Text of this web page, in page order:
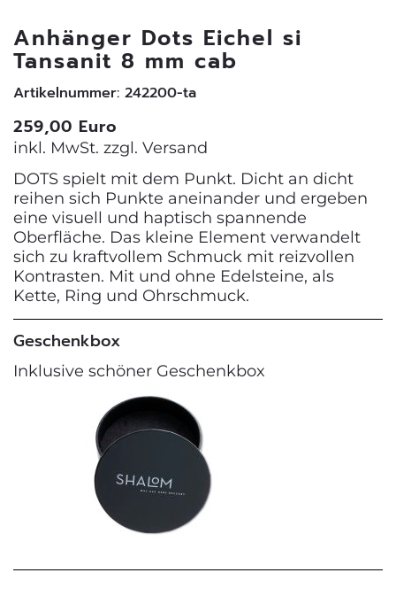
Anhänger Dots Eichel si
Tansanit 8 mm cab
Artikelnummer: 242200-ta
259,00 Euro
inkl. MwSt. zzgl. Versand
DOTS spielt mit dem Punkt. Dicht an dicht
reihen sich Punkte aneinander und ergeben
eine visuell und haptisch spannende
Oberfläche. Das kleine Element verwandelt
sich zu kraftvollem Schmuck mit reizvollen
Kontrasten. Mit und ohne Edelsteine, als
Kette, Ring und Ohrschmuck.
Geschenkbox
Inklusive schöner Geschenkbox